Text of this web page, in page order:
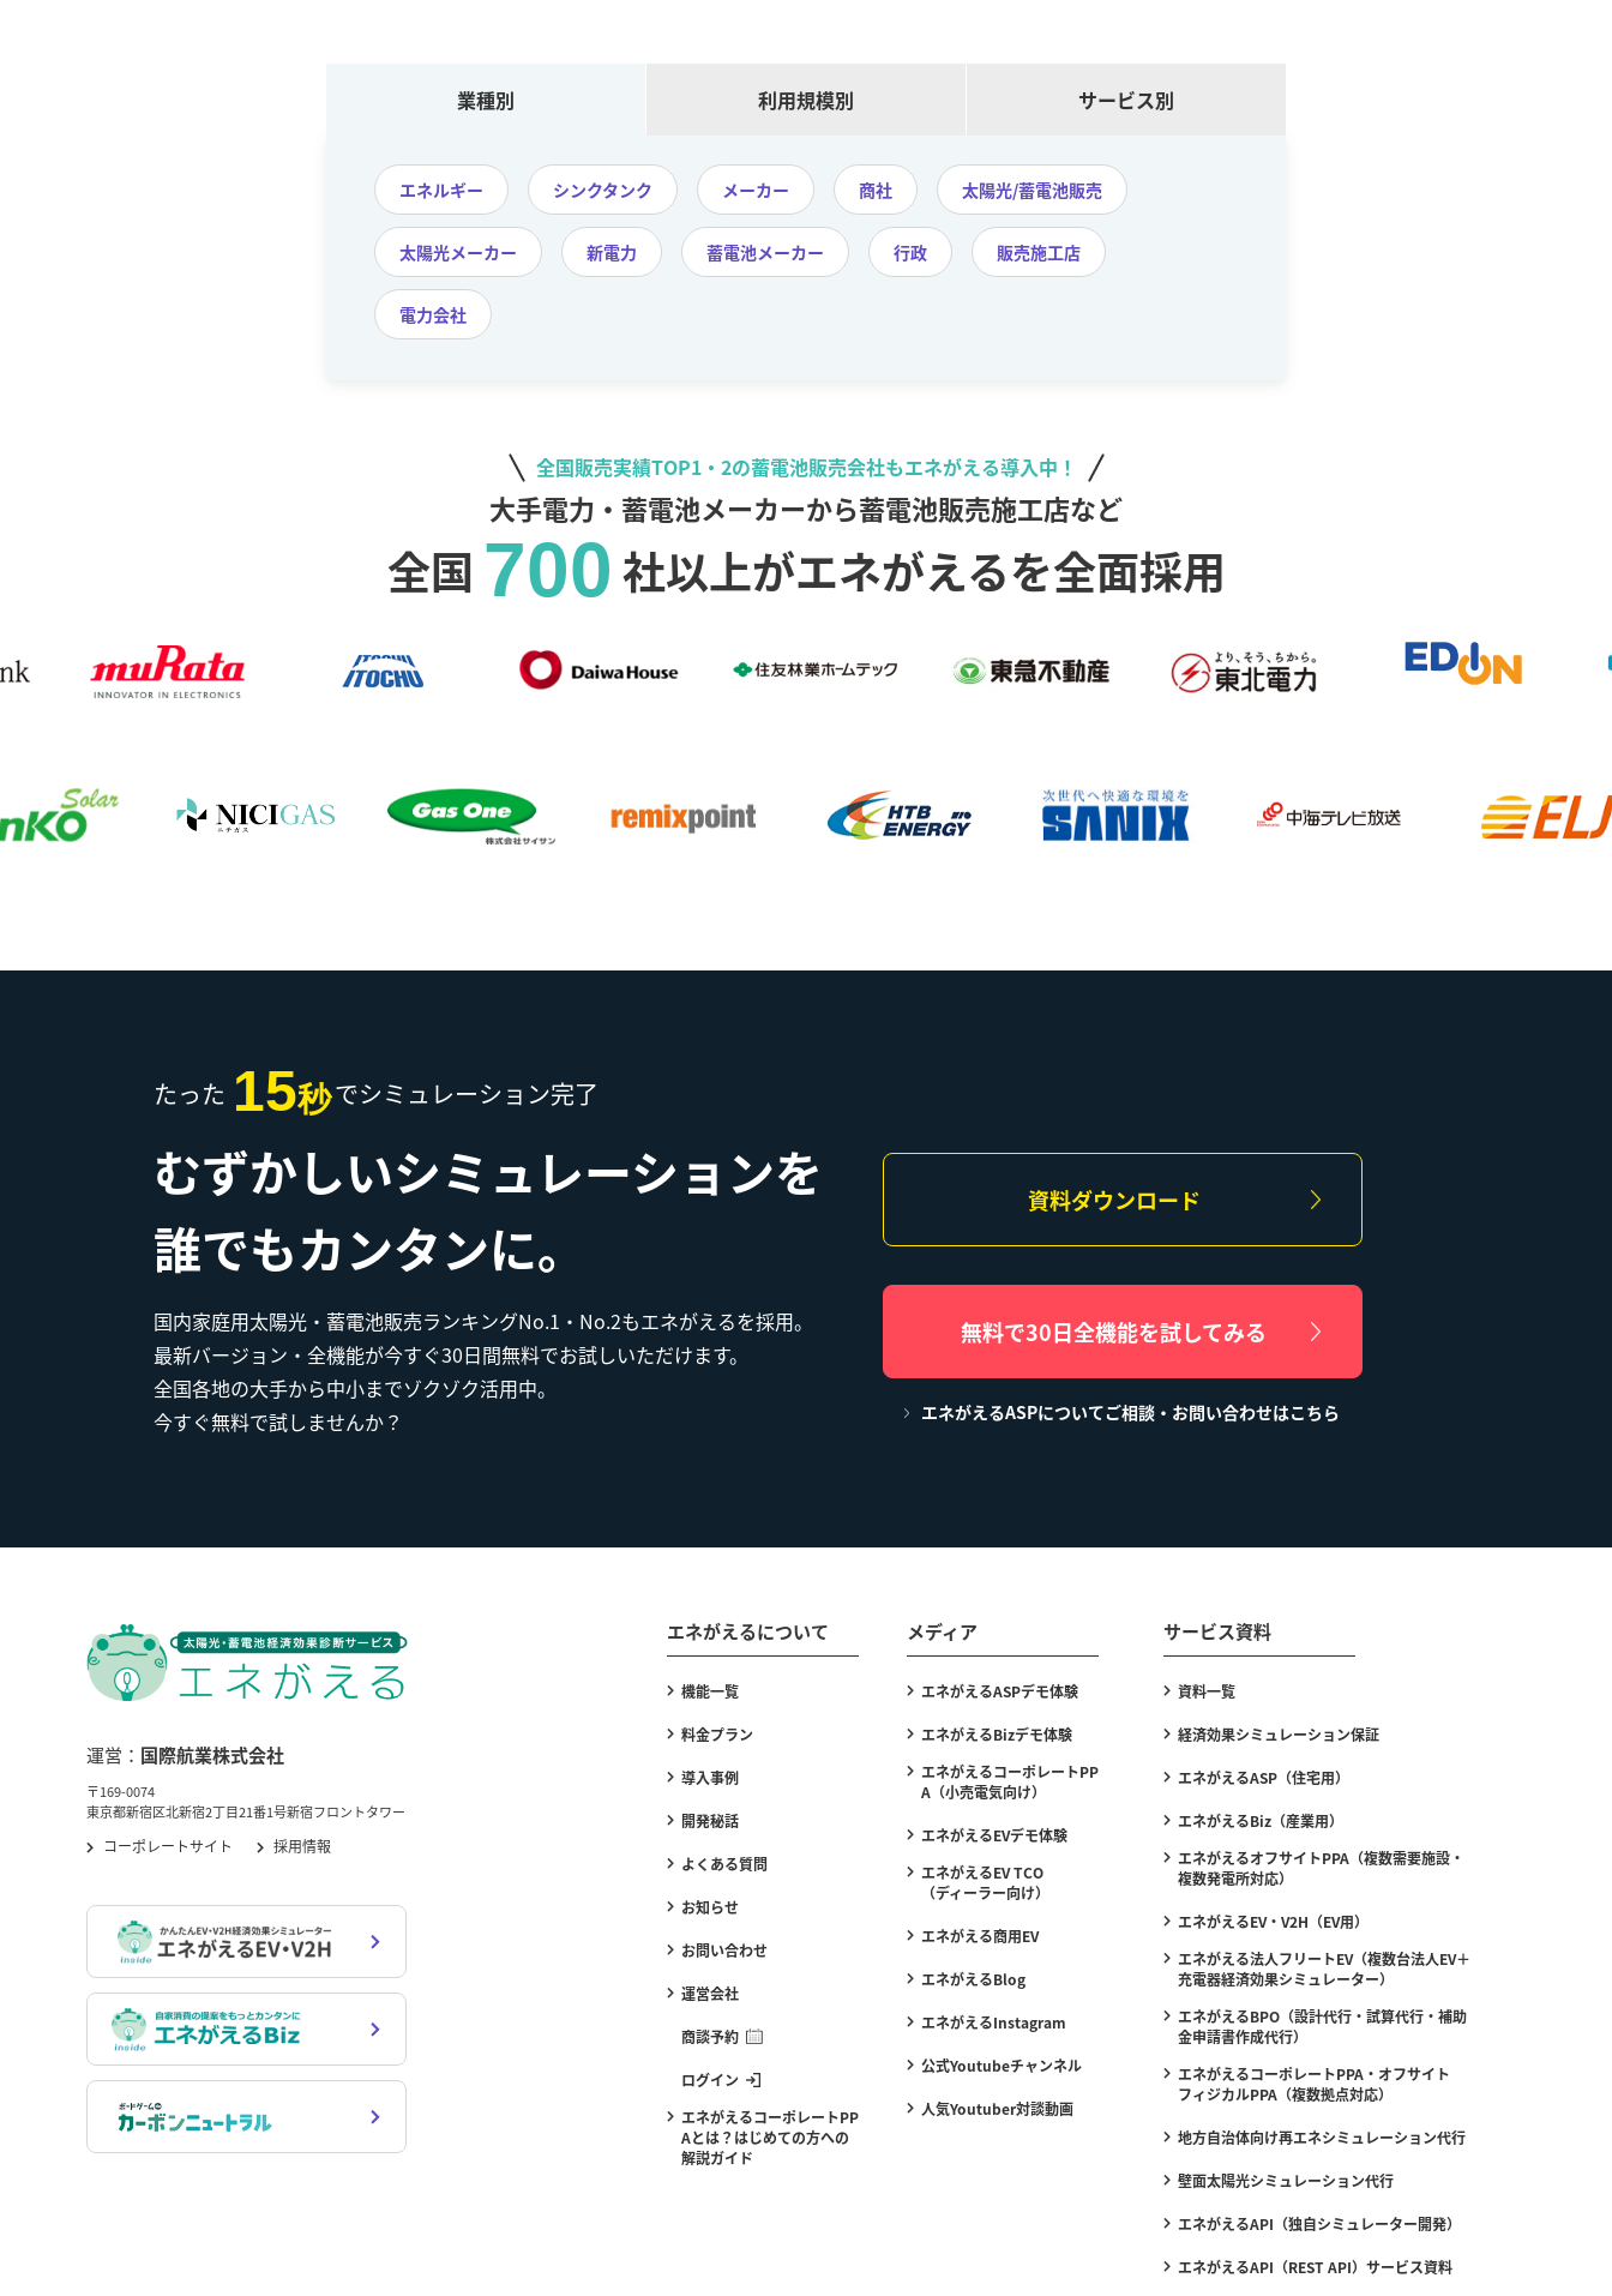
業種別 利用規模別 サービス別
エネルギー シンクタンク メーカー 商社 太陽光/蓄電池販売
太陽光メーカー 新電力 蓄電池メーカー 行政 販売施工店
電力会社
全国販売実績TOP1・2の蓄電池販売会社もエネがえる導入中！
大手電力・蓄電池メーカーから蓄電池販売施工店など
全国 700 社以上がエネがえるを全面採用
たった 15秒でシミュレーション完了
むずかしいシミュレーションを
誰でもカンタンに。
国内家庭用太陽光・蓄電池販売ランキングNo.1・No.2もエネがえるを採用。
最新バージョン・全機能が今すぐ30日間無料でお試しいただけます。
全国各地の大手から中小までゾクゾク活用中。
今すぐ無料で試しませんか？
資料ダウンロード
無料で30日全機能を試してみる
エネがえるASPについてご相談・お問い合わせはこちら
運営： 国際航業株式会社
〒169-0074
東京都新宿区北新宿2丁目21番1号新宿フロントタワー
コーポレートサイト 採用情報
エネがえるについて
機能一覧
料金プラン
導入事例
開発秘話
よくある質問
お知らせ
お問い合わせ
運営会社
商談予約
ログイン
エネがえるコーポレートPP
Aとは？はじめての方への
解説ガイド
メディア
エネがえるASPデモ体験
エネがえるBizデモ体験
エネがえるコーポレートPP
A（小売電気向け）
エネがえるEVデモ体験
エネがえるEV TCO
（ディーラー向け）
エネがえる商用EV
エネがえるBlog
エネがえるInstagram
公式Youtubeチャンネル
人気Youtuber対談動画
サービス資料
資料一覧
経済効果シミュレーション保証
エネがえるASP（住宅用）
エネがえるBiz（産業用）
エネがえるオフサイトPPA（複数需要施設・
複数発電所対応）
エネがえるEV・V2H（EV用）
エネがえる法人フリートEV（複数台法人EV＋
充電器経済効果シミュレーター）
エネがえるBPO（設計代行・試算代行・補助
金申請書作成代行）
エネがえるコーポレートPPA・オフサイト
フィジカルPPA（複数拠点対応）
地方自治体向け再エネシミュレーション代行
壁面太陽光シミュレーション代行
エネがえるAPI（独自シミュレーター開発）
エネがえるAPI（REST API）サービス資料